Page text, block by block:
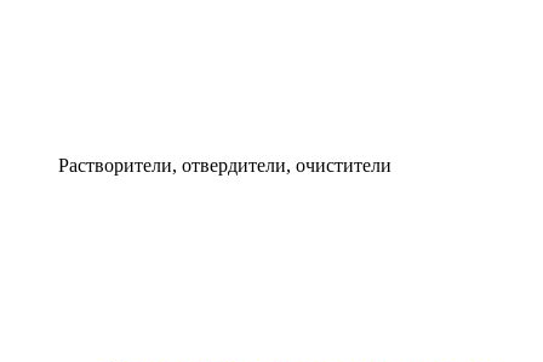
Растворители, отвердители, очистители